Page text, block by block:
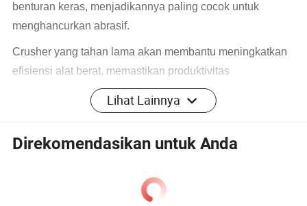
benturan keras, menjadikannya paling cocok untuk
menghancurkan abrasif.
Crusher yang tahan lama akan membantu meningkatkan
efisiensi alat berat, memastikan produktivitas
menghancurkan dan masa pakai yang lebih lama.
Crusher pengisian crusher berkualitas tinggi mengurangi
Sepenuhnya disesuaikan agar sesuai dengan profil
Lihat Lainnya
Direkomendasikan untuk Anda